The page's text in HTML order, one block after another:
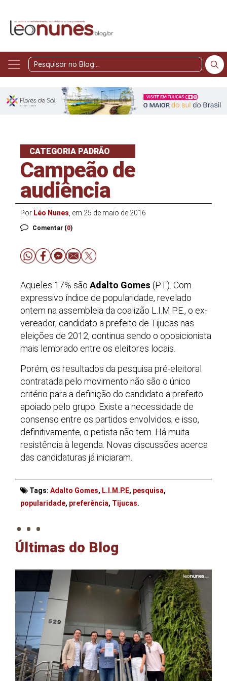
Pesquisar
Blog
CATEGORIA PADRÃO
Campeão de
audiência
Por Léo Nunes , em 25 de maio de 2016
Comentar (0)
Aqueles 17% são Adalto Gomes (PT). Com
expressivo índice de popularidade, revelado
ontem na assembleia da coalizão L.I.M.P.E., o ex-
vereador, candidato a prefeito de Tijucas nas
eleições de 2012, continua sendo o oposicionista
mais lembrado entre os eleitores locais.
Porém, os resultados da pesquisa pré-eleitoral
contratada pelo movimento não são o único
critério para a definição do candidato a prefeito
apoiado pelo grupo. Existe a necessidade de
consenso entre os partidos envolvidos; e isso,
definitivamente, o petista não tem. Há muita
resistência à legenda. Novas discussões acerca
das candidaturas já iniciaram.
Tags: Adalto Gomes, L.I.M.P.E, pesquisa,
popularidade, preferência, Tijucas.
. . .
Últimas do Blog